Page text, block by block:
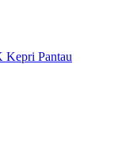
Kepri Pantau